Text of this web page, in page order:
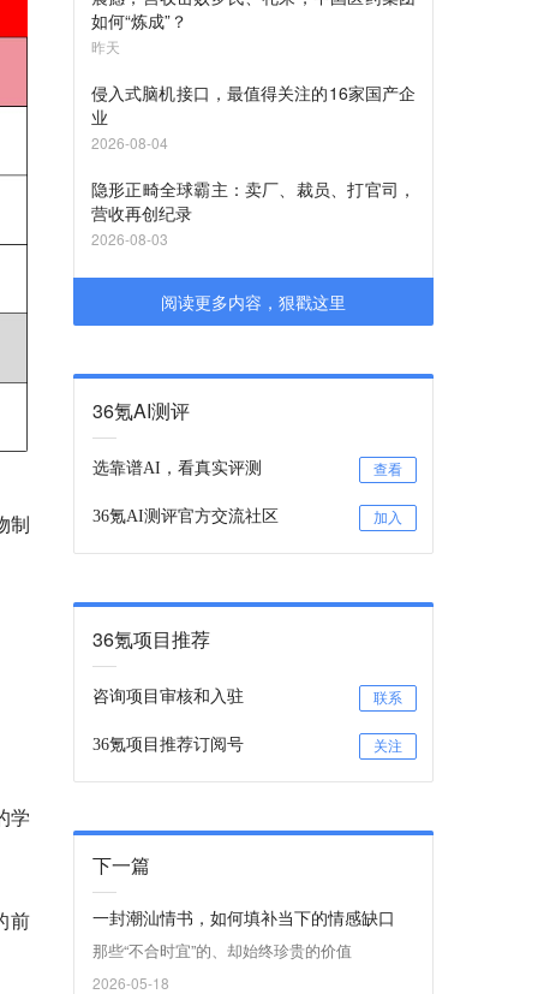
制
学
前
如何“炼成”？
昨天
侵入式脑机接口，最值得关注的16家国产企
业
2026-08-04
隐形正畸全球霸主：卖厂、裁员、打官司，
营收再创纪录
2026-08-03
阅读更多内容，狠戳这里
36氪AI测评
选靠谱AI，看真实评测 查看
36氪AI测评官方交流社区 加入
36氪项目推荐
咨询项目审核和入驻 联系
36氪项目推荐订阅号 关注
下一篇
一封潮汕情书，如何填补当下的情感缺口
那些“不合时宜”的、却始终珍贵的价值
2026-05-18